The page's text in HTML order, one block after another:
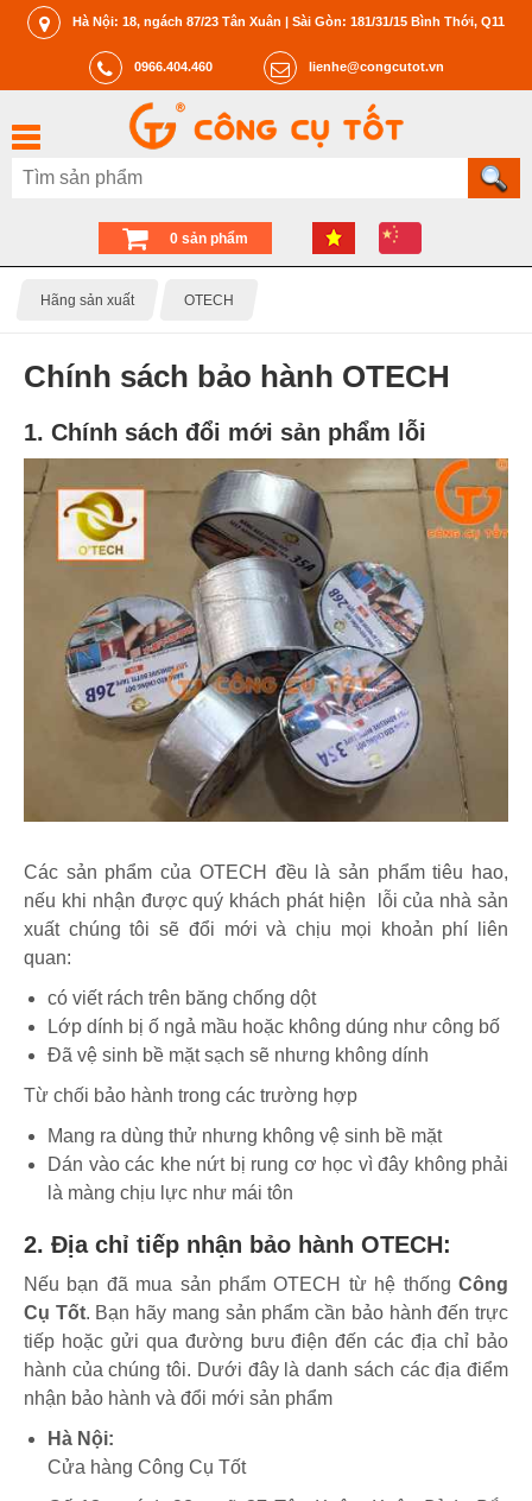
Hà Nội: 18, ngách 87/23 Tân Xuân | Sài Gòn: 181/31/15 Bình Thới, Q11
0966.404.460 lienhe@congcutot.vn
0 sản phẩm
Hãng sản xuất OTECH
Chính sách bảo hành OTECH
1. Chính sách đổi mới sản phẩm lỗi
Các sản phẩm của OTECH đều là sản phẩm tiêu hao,
nếu khi nhận được quý khách phát hiện lỗi của nhà sản
xuất chúng tôi sẽ đổi mới và chịu mọi khoản phí liên
quan:
có viết rách trên băng chống dột
Lớp dính bị ố ngả mầu hoặc không dúng như công bố
Đã vệ sinh bề mặt sạch sẽ nhưng không dính
Từ chối bảo hành trong các trường hợp
Mang ra dùng thử nhưng không vệ sinh bề mặt
Dán vào các khe nứt bị rung cơ học vì đây không phải
là màng chịu lực như mái tôn
2. Địa chỉ tiếp nhận bảo hành OTECH:
Nếu bạn đã mua sản phẩm OTECH từ hệ thống Công
Cụ Tốt. Bạn hãy mang sản phẩm cần bảo hành đến trực
tiếp hoặc gửi qua đường bưu điện đến các địa chỉ bảo
hành của chúng tôi. Dưới đây là danh sách các địa điểm
nhận bảo hành và đổi mới sản phẩm
Hà Nội:
Cửa hàng Công Cụ Tốt